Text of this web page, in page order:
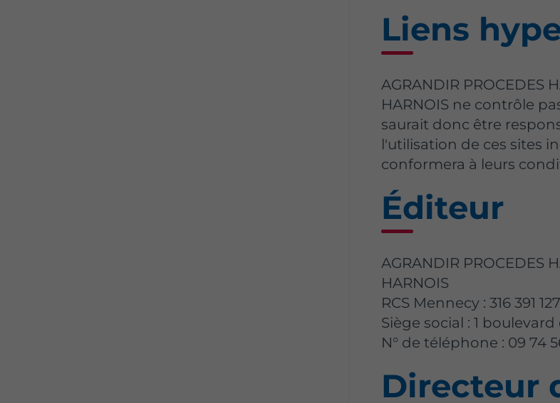
Liens
AGRANDIR PROCEDES
HARNOIS ne contrôle
saurait donc être
l'utilisation de ces sites
conformera à leurs
Éditeur
AGRANDIR PROCEDES
HARNOIS
RCS Mennecy : 316 391 127
Siège social : 1
N° de téléphone : 09 74
Directeur